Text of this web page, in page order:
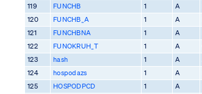
119
FUNCHB 1 A
120
FUNCHB_A 1 A
121
FUNCHBNA 1 A
122
FUNOKRUH_T 1 A
123
hash 1 A
124
hospodazs 1 A
125
HOSPODPCD 1 A